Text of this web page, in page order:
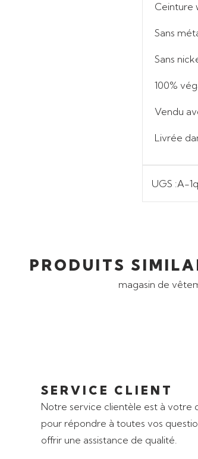
Ceinture
Sans
Sans
100%
Vendu
Livrée
UGS :A-
PRODUITS
SERVICE CLIENT
Notre service clientèle est à votre
pour répondre à toutes vos
offrir une assistance de qualité.